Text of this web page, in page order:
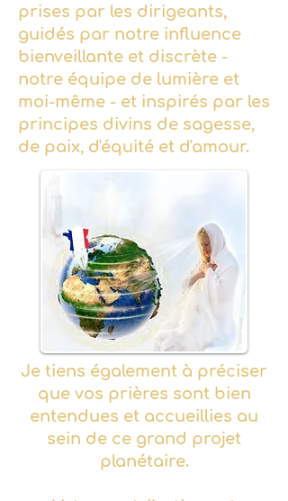
prises par les dirigeants,
guidés par notre influence
bienveillante et discrète -
notre équipe de lumière et
moi-même - et inspirés par les
principes divins de sagesse,
de paix, d'équité et d'amour.
Je tiens également à préciser
que vos prières sont bien
entendues et accueillies au
sein de ce grand projet
planétaire.